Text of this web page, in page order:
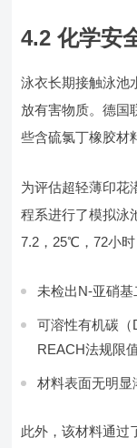
4.2 化学安
泳衣长期接触泳池
放有害物质。德国
些含硫氯丁橡胶材
为评估超轻薄印花
程系进行了模拟泳
7.2，25℃，72小时
未检出N-亚硝基
可溶性有机碳（
REACH法规限
材料表面无明显
此外，该材料通过